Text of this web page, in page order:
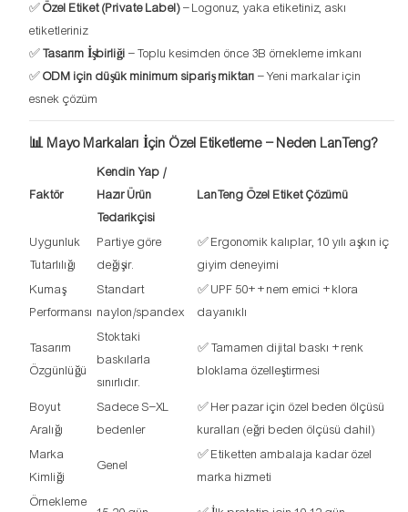
✅Özel Etiket (Private Label)– Logonuz, yaka etiketiniz, askı
etiketleriniz
✅Tasarım İşbirliği – Toplu kesimden önce 3B örnekleme imkanı
✅ODM için düşük minimum sipariş miktarı – Yeni markalar için
esnek çözüm
📊 Mayo Markaları İçin Özel Etiketleme – Neden LanTeng?
Faktör
Kendin Yap /
Hazır Ürün
Tedarikçisi
LanTeng Özel Etiket Çözümü
Uygunluk
Tutarlılığı
Partiye göre
değişir.
✅ Ergonomik kalıplar, 10 yılı aşkın iç
giyim deneyimi
Kumaş
Performansı
Standart
naylon/spandex
✅ UPF 50+ + nem emici + klora
dayanıklı
Tasarım
Özgünlüğü
Stoktaki
baskılarla
sınırlıdır.
✅ Tamamen dijital baskı + renk
bloklama özelleştirmesi
Boyut
Aralığı
Sadece S–XL
bedenler
✅ Her pazar için özel beden ölçüsü
kuralları (eğri beden ölçüsü dahil)
Marka
Kimliği
Genel
✅ Etiketten ambalaja kadar özel
marka hizmeti
Örnekleme